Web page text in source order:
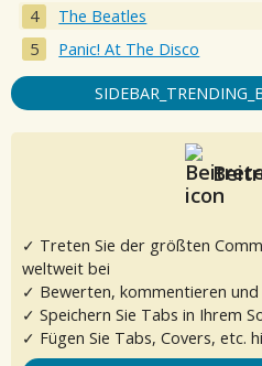
The Beatles
Panic! At The Disco
✓ Treten Sie der größten
weltweit bei
✓ Bewerten, kommentieren
✓ Speichern Sie Tabs in Ihrem
✓ Fügen Sie Tabs, Covers, etc.